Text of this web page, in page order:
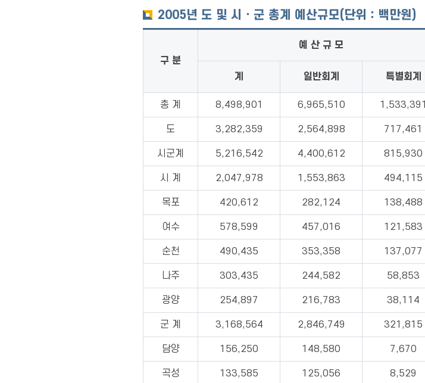
2005년 도 및 시ㆍ군 총계 예산규모(단위：백만원)
구 분
예 산 규 모
계
일반회계 특별회계
총 계 8,498,901 6,965,510 1,533,391
도 3,282,359 2,564,898 717,461
시군계 5,216,542 4,400,612 815,930
시 계 2,047,978 1,553,863 494,115
목포 420,612 282,124 138,488
여수 578,599 457,016 121,583
순천 490,435 353,358 137,077
나주 303,435 244,582 58,853
광양 254,897 216,783 38,114
군 계 3,168,564 2,846,749 321,815
담양 156,250 148,580 7,670
곡성 133,585 125,056 8,529